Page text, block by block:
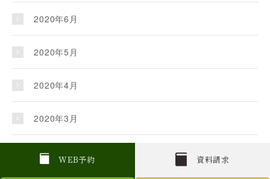
W EB予約 資料請求
2020年6月
2020年5月
2020年4月
2020年3月
2020年2月